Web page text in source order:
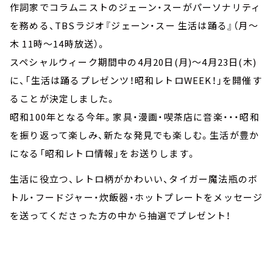
作詞家でコラムニストのジェーン・スーがパーソナリティ
を務める、TBSラジオ『ジェーン・スー 生活は踊る』（月～
木 11時～14時放送）。
スペシャルウィーク期間中の4月20日(月)～4月23日(木)
に、「生活は踊るプレゼンツ！昭和レトロWEEK！」を開催す
ることが決定しました。
昭和100年となる今年。家具・漫画・喫茶店に音楽・・・昭和
を振り返って楽しみ、新たな発見でも楽しむ。生活が豊か
になる「昭和レトロ情報」をお送りします。
生活に役立つ、レトロ柄がかわいい、タイガー魔法瓶のボ
トル・フードジャー・炊飯器・ホットプレートをメッセージ
を送ってくださった方の中から抽選でプレゼント！